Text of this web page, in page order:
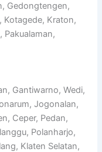
Gedongtengen,
Kotagede, Kraton,
Pakualaman,
Gantiwarno, Wedi,
Jogonalan,
Ceper, Pedan,
Polanharjo,
Klaten Selatan,